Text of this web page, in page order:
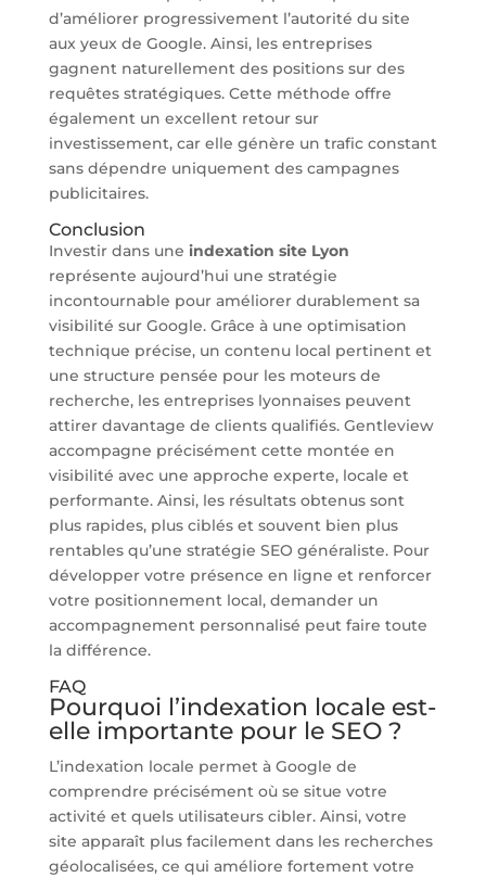
d’améliorer progressivement l’autorité du site
aux yeux de Google. Ainsi, les entreprises
gagnent naturellement des positions sur des
requêtes stratégiques. Cette méthode offre
également un excellent retour sur
investissement, car elle génère un trafic constant
sans dépendre uniquement des campagnes
publicitaires.
Conclusion
Investir dans une indexation site Lyon
représente aujourd’hui une stratégie
incontournable pour améliorer durablement sa
visibilité sur Google. Grâce à une optimisation
technique précise, un contenu local pertinent et
une structure pensée pour les moteurs de
recherche, les entreprises lyonnaises peuvent
attirer davantage de clients qualifiés. Gentleview
accompagne précisément cette montée en
visibilité avec une approche experte, locale et
performante. Ainsi, les résultats obtenus sont
plus rapides, plus ciblés et souvent bien plus
rentables qu’une stratégie SEO généraliste. Pour
développer votre présence en ligne et renforcer
votre positionnement local, demander un
accompagnement personnalisé peut faire toute
la différence.
FAQ
Pourquoi l’indexation locale est-
elle importante pour le SEO ?
L’indexation locale permet à Google de
comprendre précisément où se situe votre
activité et quels utilisateurs cibler. Ainsi, votre
site apparaît plus facilement dans les recherches
géolocalisées, ce qui améliore fortement votre